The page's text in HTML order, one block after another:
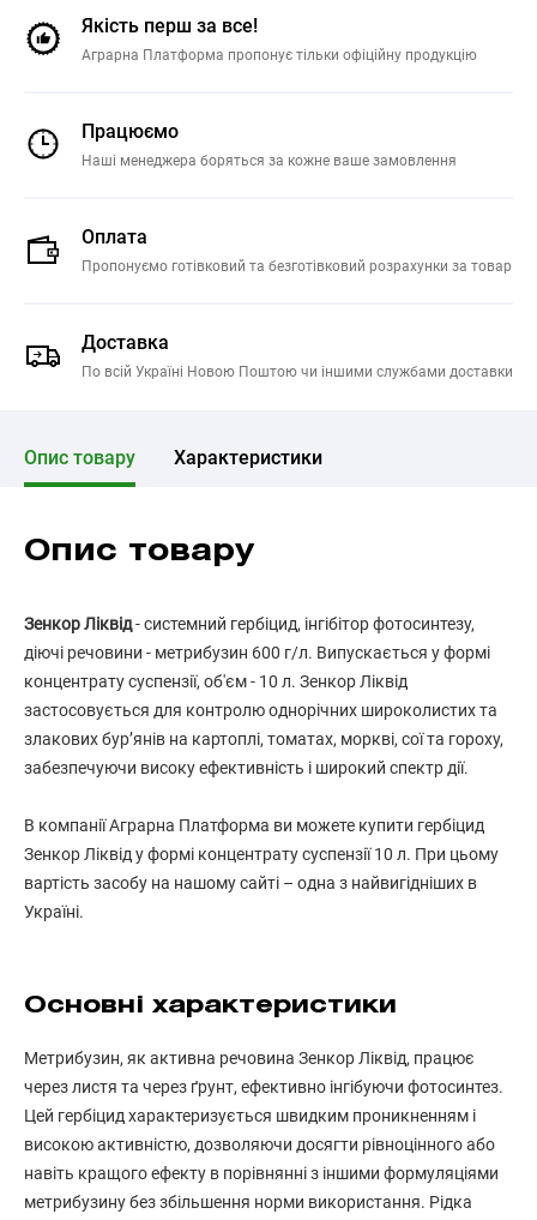
Якість перш за все!
Аграрна Платформа пропонує тільки офіційну продукцію
Працюємо
Наші менеджера боряться за кожне ваше замовлення
Оплата
Пропонуємо готівковий та безготівковий розрахунки за товар
Доставка
По всій Україні Новою Поштою чи іншими службами доставки
Опис товару Характеристики
Опис товару
Зенкор Ліквід- системний гербіцид, інгібітор фотосинтезу,
діючі речовини - метрибузин 600 г/л. Випускається у формі
концентрату суспензії, об'єм - 10 л. Зенкор Ліквід
застосовується для контролю однорічних широколистих та
злакових бур’янів на картоплі, томатах, моркві, сої та гороху,
забезпечуючи високу ефективність і широкий спектр дії.
В компанії Аграрна Платформа ви можете купити гербіцид
Зенкор Ліквід у формі концентрату суспензії 10 л. При цьому
вартість засобу на нашому сайті – одна з найвигідніших в
Україні.
Основні характеристики
Метрибузин, як активна речовина Зенкор Ліквід, працює
через листя та через ґрунт, ефективно інгібуючи фотосинтез.
Цей гербіцид характеризується швидким проникненням і
високою активністю, дозволяючи досягти рівноцінного або
навіть кращого ефекту в порівнянні з іншими формуляціями
метрибузину без збільшення норми використання. Рідка